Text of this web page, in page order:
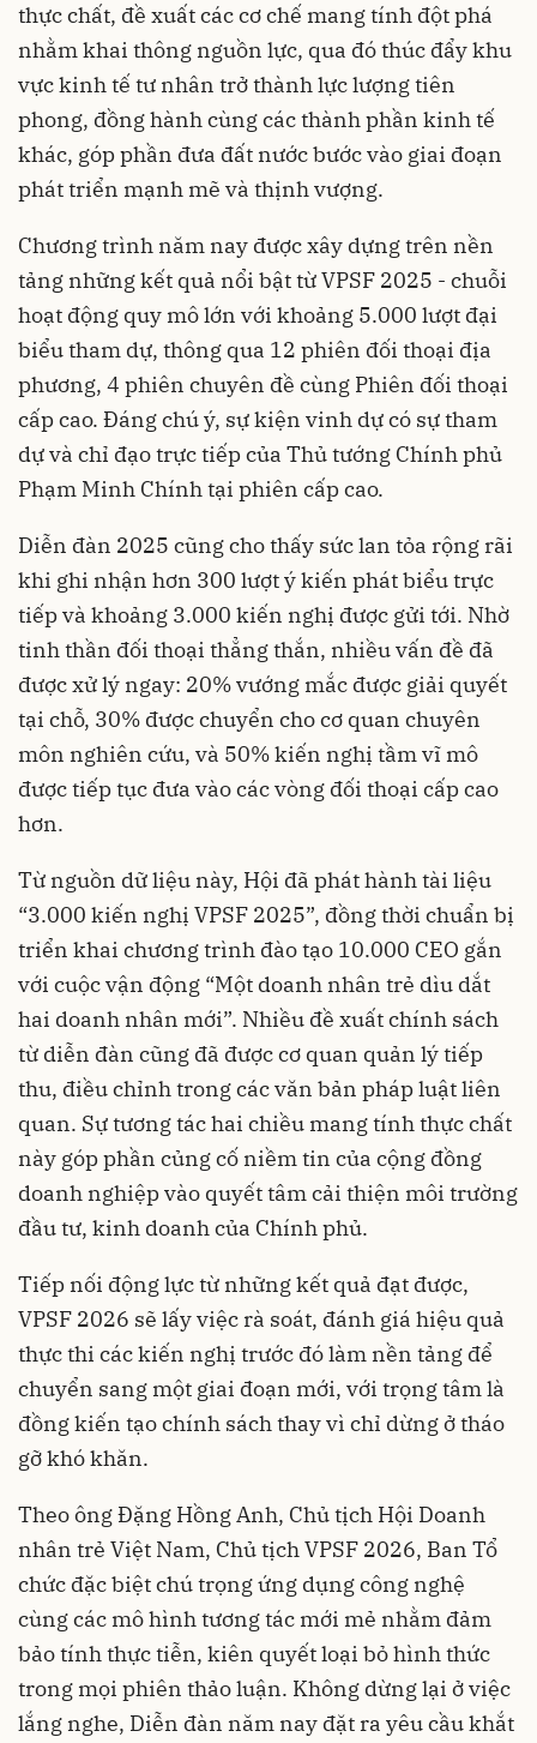
thực chất, đề xuất các cơ chế mang tính đột phá
nhằm khai thông nguồn lực, qua đó thúc đẩy khu
vực kinh tế tư nhân trở thành lực lượng tiên
phong, đồng hành cùng các thành phần kinh tế
khác, góp phần đưa đất nước bước vào giai đoạn
phát triển mạnh mẽ và thịnh vượng.
Chương trình năm nay được xây dựng trên nền
tảng những kết quả nổi bật từ VPSF 2025 - chuỗi
hoạt động quy mô lớn với khoảng 5.000 lượt đại
biểu tham dự, thông qua 12 phiên đối thoại địa
phương, 4 phiên chuyên đề cùng Phiên đối thoại
cấp cao. Đáng chú ý, sự kiện vinh dự có sự tham
dự và chỉ đạo trực tiếp của Thủ tướng Chính phủ
Phạm Minh Chính tại phiên cấp cao.
Diễn đàn 2025 cũng cho thấy sức lan tỏa rộng rãi
khi ghi nhận hơn 300 lượt ý kiến phát biểu trực
tiếp và khoảng 3.000 kiến nghị được gửi tới. Nhờ
tinh thần đối thoại thẳng thắn, nhiều vấn đề đã
được xử lý ngay: 20% vướng mắc được giải quyết
tại chỗ, 30% được chuyển cho cơ quan chuyên
môn nghiên cứu, và 50% kiến nghị tầm vĩ mô
được tiếp tục đưa vào các vòng đối thoại cấp cao
hơn.
Từ nguồn dữ liệu này, Hội đã phát hành tài liệu
“3.000 kiến nghị VPSF 2025”, đồng thời chuẩn bị
triển khai chương trình đào tạo 10.000 CEO gắn
với cuộc vận động “Một doanh nhân trẻ dìu dắt
hai doanh nhân mới”. Nhiều đề xuất chính sách
từ diễn đàn cũng đã được cơ quan quản lý tiếp
thu, điều chỉnh trong các văn bản pháp luật liên
quan. Sự tương tác hai chiều mang tính thực chất
này góp phần củng cố niềm tin của cộng đồng
doanh nghiệp vào quyết tâm cải thiện môi trường
đầu tư, kinh doanh của Chính phủ.
Tiếp nối động lực từ những kết quả đạt được,
VPSF 2026 sẽ lấy việc rà soát, đánh giá hiệu quả
thực thi các kiến nghị trước đó làm nền tảng để
chuyển sang một giai đoạn mới, với trọng tâm là
đồng kiến tạo chính sách thay vì chỉ dừng ở tháo
gỡ khó khăn.
Theo ông Đặng Hồng Anh, Chủ tịch Hội Doanh
nhân trẻ Việt Nam, Chủ tịch VPSF 2026, Ban Tổ
chức đặc biệt chú trọng ứng dụng công nghệ
cùng các mô hình tương tác mới mẻ nhằm đảm
bảo tính thực tiễn, kiên quyết loại bỏ hình thức
trong mọi phiên thảo luận. Không dừng lại ở việc
lắng nghe, Diễn đàn năm nay đặt ra yêu cầu khắt